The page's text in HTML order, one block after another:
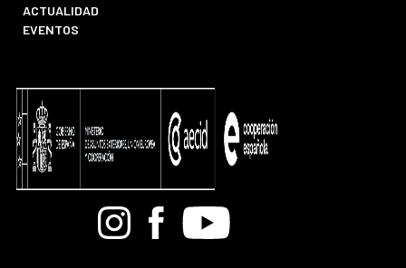
ACTUALIDAD
EVENTOS
BandcampInstagramFacebook
Youtube